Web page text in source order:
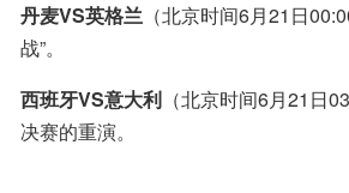
丹麦VS英格兰 （北京时间6月21日
战”。
西班牙VS意大利 （北京时间6月21日
决赛的重演。